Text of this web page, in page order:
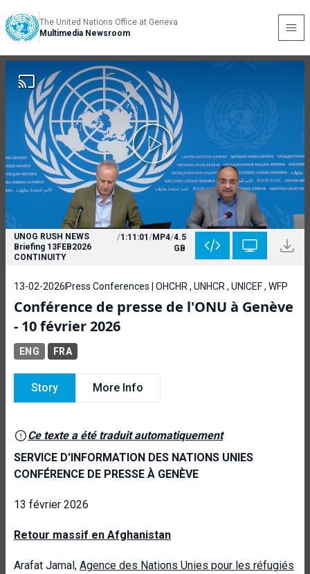
The United Nations Office at Geneva
Multimedia Newsroom
UNOG RUSH NEWS
Briefing 13FEB2026
CONTINUITY
/1:11:01/MP4/4.5
GB
13-02-2026 Press Conferences | OHCHR , UNHCR , UNICEF , WFP
Conférence de presse de l'ONU à Genève
- 10 février 2026
ENG FRA
Story More Info
Ce texte a été traduit automatiquement
SERVICE D'INFORMATION DES NATIONS UNIES
CONFÉRENCE DE PRESSE À GENÈVE
13 février 2026
Retour massif en Afghanistan
Arafat Jamal, Agence des Nations Unies pour les réfugiés